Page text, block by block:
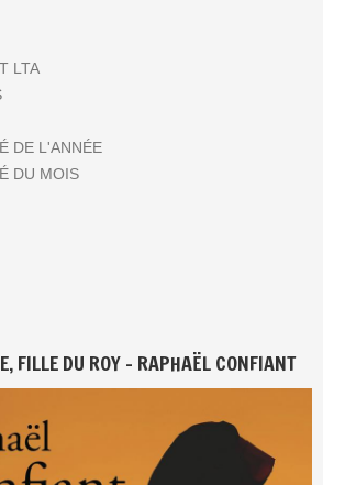
LTA
DE L'ANNÉE
DU MOIS
FILLE DU ROY - RAPHAËL CONFIANT